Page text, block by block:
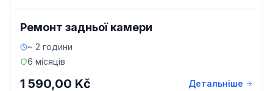
Ремонт задньої камери
~ 2 години
6 місяців
1 590,00 Kč Детальніше